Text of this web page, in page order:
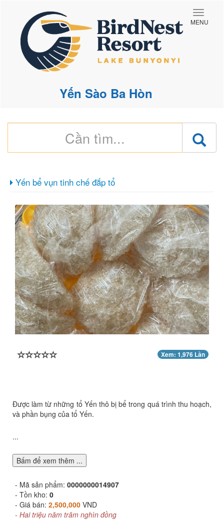
Toggle
MENU
Yến Sào Ba Hòn
Yến bể vụn tinh chế đắp tổ
Xem: 1,976 Lần
Được làm từ những tổ Yến thô bị bể trong quá trình thu hoạch,
và phần bụng của tổ Yến.
...
Bấm để xem thêm ...
- Mã sản phẩm: 0000000014907
- Tồn kho: 0
- Giá bán: 2,500,000 VND
- Hai triệu năm trăm nghìn đồng